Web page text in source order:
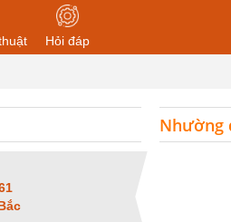
Hỏi đáp
Nhường